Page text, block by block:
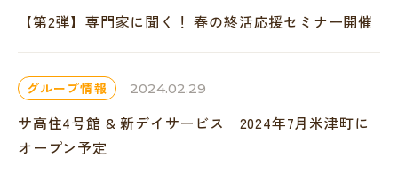
【第2弾】専門家に聞く！ 春の終活応援セミナー開催
グループ情報 2024.02.29
サ高住4号館 & 新デイサービス 2024年7月米津町に
オープン予定